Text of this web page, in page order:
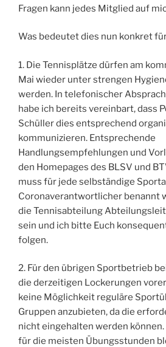
Fragen kann jedes Mitglied auf
Was bedeutet dies nun konkret
1. Die Tennisplätze dürfen am
Mai wieder unter strengen
werden. In telefonischer
habe ich bereits vereinbart, dass
Schüller dies entsprechend
kommunizieren. Entsprechende
Handlungsempfehlungen und
den Homepages des BLSV und
muss für jede selbständige
Coronaverantwortlicher benannt
die Tennisabteilung
sein und ich bitte Euch
folgen.
2. Für den übrigen Sportbetrieb
die derzeitigen Lockerungen
keine Möglichkeit reguläre
Gruppen anzubieten, da die
nicht eingehalten werden
für die meisten Übungsstunden